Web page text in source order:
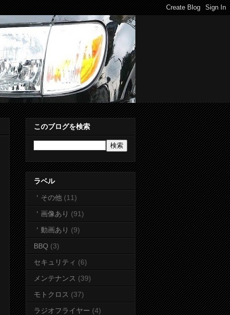
このブログを検索
ラベル
＇その他 (11)
＇画像あり (91)
＇動画あり (9)
BBQ (3)
セキュリティ (6)
メンテナンス (39)
モトクロス (37)
ラジオフライヤー (4)